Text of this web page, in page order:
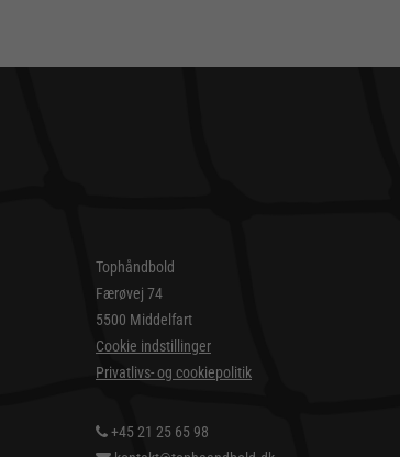
Tophåndbold
Færøvej 74
5500 Middelfart
Cookie indstillinger
Privatlivs- og cookiepolitik
+45 21 25 65 98